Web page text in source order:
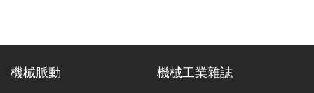
機械脈動 機械工業雜誌